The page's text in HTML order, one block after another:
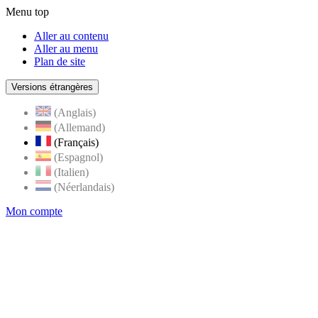
Menu top
Aller au contenu
Aller au menu
Plan de site
Versions étrangères
(Anglais)
(Allemand)
(Français)
(Espagnol)
(Italien)
(Néerlandais)
Mon compte